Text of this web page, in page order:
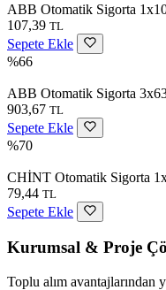
ABB Otomatik Sigorta
107,39 TL
Sepete Ekle
%66
ABB Otomatik Sigorta
903,67 TL
Sepete Ekle
%70
CHİNT Otomatik Sigorta
79,44 TL
Sepete Ekle
Kurumsal & Proje
Toplu alım avantajlarından